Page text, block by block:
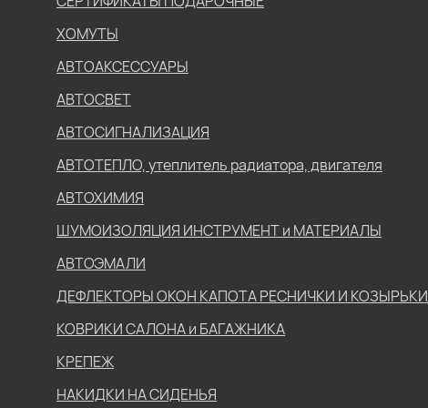
ХОМУТЫ
АВТОАКСЕССУАРЫ
АВТОСВЕТ
АВТОСИГНАЛИЗАЦИЯ
АВТОТЕПЛО, утеплитель радиатора, двигателя
АВТОХИМИЯ
ШУМОИЗОЛЯЦИЯ ИНСТРУМЕНТ и МАТЕРИАЛЫ
АВТОЭМАЛИ
ДЕФЛЕКТОРЫ ОКОН КАПОТА РЕСНИЧКИ И КОЗЫРЬКИ
КОВРИКИ САЛОНА и БАГАЖНИКА
КРЕПЕЖ
НАКИДКИ НА СИДЕНЬЯ